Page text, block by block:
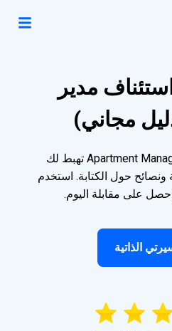
مدير
مجاني)
أنشئ سيرة ذاتية لـ Apartment Manager تهبط لك
ونصائح حول الكتابة. استخدم
على مقابلة اليوم.
الذاتية